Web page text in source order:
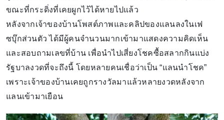
ขณะที่กระดิ่งที่เคยผูกไว้ได้หายไปแล้ว
หลังจากเจ้าของบ้านโพสต์ภาพและคลิปของแลนลงในเฟ
ซบุ๊กส่วนตัว ได้มีผู้คนจำนวนมากเข้ามาแสดงความคิดเห็น
และสอบถามเลขที่บ้าน เพื่อนำไปเสี่ยงโชคซื้อสลากกินแบ่ง
รัฐบาลงวดที่จะถึงนี้ โดยหลายคนเชื่อว่าเป็น “แลนนำโชค”
เพราะเจ้าของบ้านเคยถูกรางวัลมาแล้วหลายงวดหลังจาก
แลนเข้ามาเยือน